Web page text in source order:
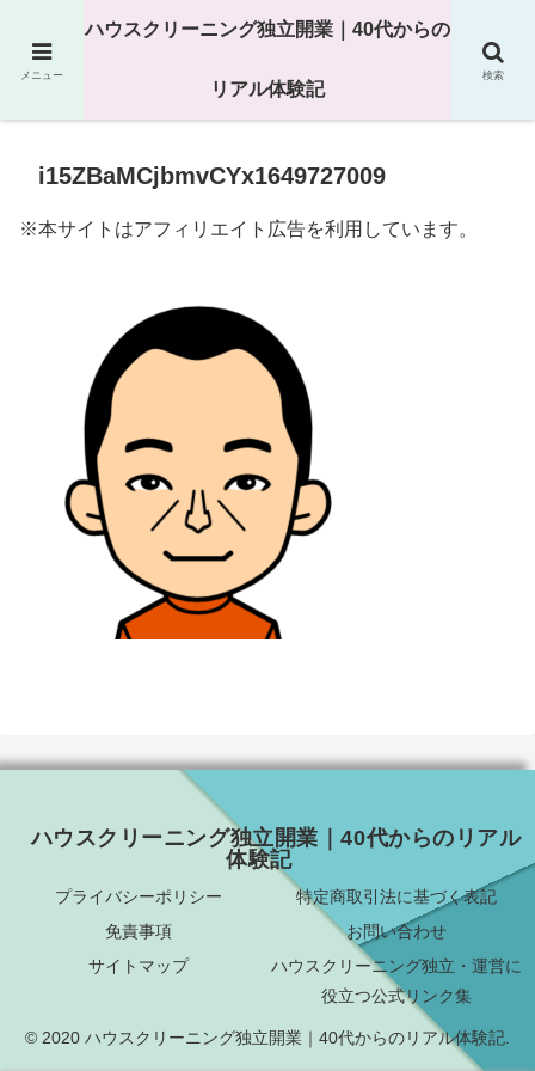
25年以上の現場経験をもとにハウスクリーニング独立の現実
i15ZBaMCjbmvCYx1649727009
※本サイトはアフィリエイト広告を利用しています。
ハウスクリーニング独立開業｜40代からのリアル
体験記
プライバシーポリシー
特定商取引法に基づく表記
免責事項
お問い合わせ
サイトマップ
ハウスクリーニング独立・運営に
役立つ公式リンク集
© 2020 ハウスクリーニング独立開業｜40代からのリアル体験記.
メニュー
ハウスクリーニング独立開業｜40代からの
リアル体験記
検索